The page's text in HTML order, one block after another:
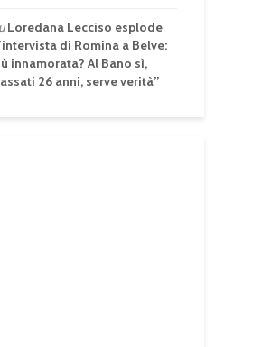
Loredana Lecciso esplode
di Romina a Belve:
innamorata? Al Bano sì,
26 anni, serve verità”